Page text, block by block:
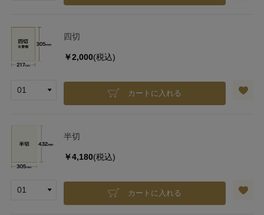
四切
￥2,000(税込)
カートに入れる
半切
￥4,180(税込)
カートに入れる